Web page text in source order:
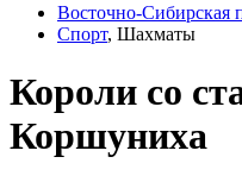
Восточно-Сибирская
Спорт, Шахматы
Короли со
Коршуниха